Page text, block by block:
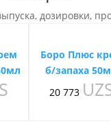
дозировки,
Боро Плюс
б/запаха
20 773